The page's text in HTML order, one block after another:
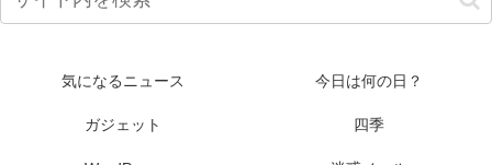
気になるニュース 今日は何の日？
ガジェット 四季